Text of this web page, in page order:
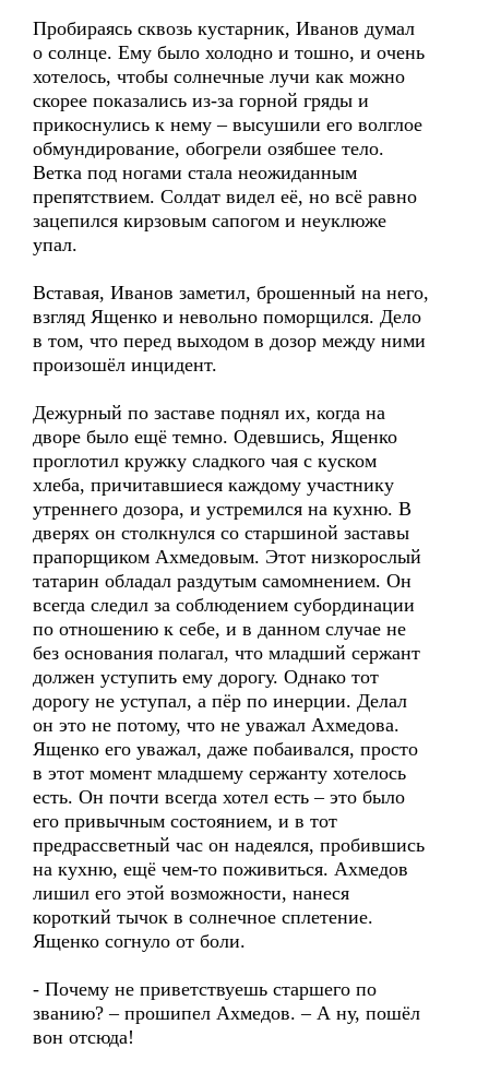
Пробираясь сквозь кустарник, Иванов думал
о солнце. Ему было холодно и тошно, и очень
хотелось, чтобы солнечные лучи как можно
скорее показались из-за горной гряды и
прикоснулись к нему – высушили его волглое
обмундирование, обогрели озябшее тело.
Ветка под ногами стала неожиданным
препятствием. Солдат видел её, но всё равно
зацепился кирзовым сапогом и неуклюже
упал.
Вставая, Иванов заметил, брошенный на него,
взгляд Ященко и невольно поморщился. Дело
в том, что перед выходом в дозор между ними
произошёл инцидент.
Дежурный по заставе поднял их, когда на
дворе было ещё темно. Одевшись, Ященко
проглотил кружку сладкого чая с куском
хлеба, причитавшиеся каждому участнику
утреннего дозора, и устремился на кухню. В
дверях он столкнулся со старшиной заставы
прапорщиком Ахмедовым. Этот низкорослый
татарин обладал раздутым самомнением. Он
всегда следил за соблюдением субординации
по отношению к себе, и в данном случае не
без основания полагал, что младший сержант
должен уступить ему дорогу. Однако тот
дорогу не уступал, а пёр по инерции. Делал
он это не потому, что не уважал Ахмедова.
Ященко его уважал, даже побаивался, просто
в этот момент младшему сержанту хотелось
есть. Он почти всегда хотел есть – это было
его привычным состоянием, и в тот
предрассветный час он надеялся, пробившись
на кухню, ещё чем-то поживиться. Ахмедов
лишил его этой возможности, нанеся
короткий тычок в солнечное сплетение.
Ященко согнуло от боли.
- Почему не приветствуешь старшего по
званию? – прошипел Ахмедов. – А ну, пошёл
вон отсюда!